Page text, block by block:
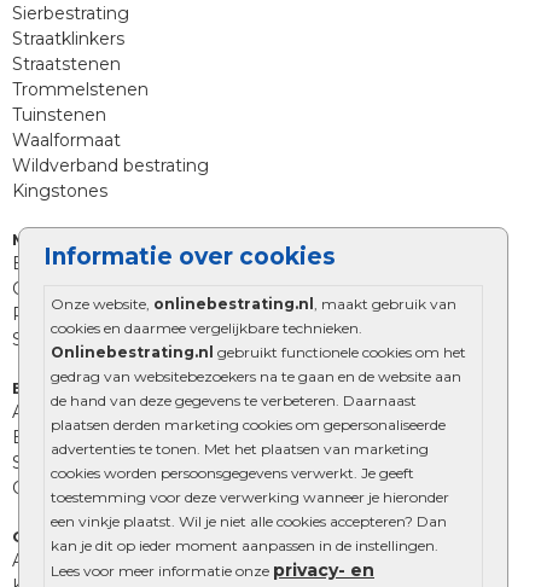
Informatie over cookies
Onze website, onlinebestrating.nl , maakt gebruik van
cookies en daarmee vergelijkbare technieken.
Onlinebestrating.nl gebruikt functionele cookies om het
gedrag van websitebezoekers na te gaan en de website aan
de hand van deze gegevens te verbeteren. Daarnaast
plaatsen derden marketing cookies om gepersonaliseerde
advertenties te tonen. Met het plaatsen van marketing
cookies worden persoonsgegevens verwerkt. Je geeft
toestemming voor deze verwerking wanneer je hieronder
een vinkje plaatst. Wil je niet alle cookies accepteren? Dan
kan je dit op ieder moment aanpassen in de instellingen.
Lees voor meer informatie onze privacy- en
Sierbestrating
Straatklinkers
Straatstenen
Trommelstenen
Tuinstenen
Waalformaat
Wildverband bestrating
Kingstones
Muurelementen
Betonbielzen
Opsluitbanden
Palissades
Stapelblokken
Extra benodigdheden
Afwatering en diversen
Beplantings en betonelementen
Split, grind en zand
Oprit tegels
Overig
Aanbiedingen